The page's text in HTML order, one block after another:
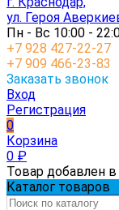
ул. Героя
Пн - Вс 10:00 -
+7 928 427-22-27
+7 909 466-23-83
Заказать звонок
Вход
Регистрация
0
Корзина
0 ₽
Товар добавлен в
Каталог товаров